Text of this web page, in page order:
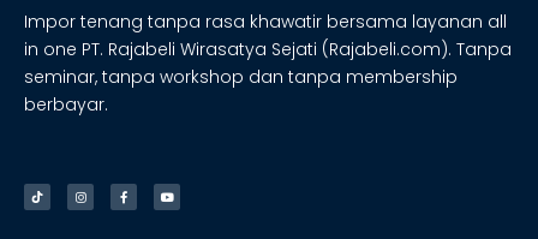
Impor tenang tanpa rasa khawatir bersama layanan all
in one PT. Rajabeli Wirasatya Sejati (Rajabeli.com). Tanpa
seminar, tanpa workshop dan tanpa membership
berbayar.